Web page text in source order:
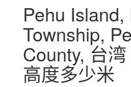
Pehu
Township,
County, 台
高度多少米